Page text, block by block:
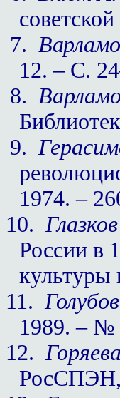
7.
12. – С.
8.
9.
1974. –
10.
России в
11.
1989. – №
12.
РосСПЭН,